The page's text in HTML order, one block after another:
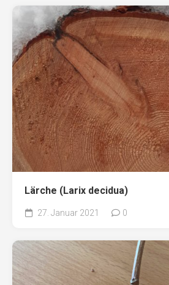
Lärche (Larix decidua)
27. Januar 2021 0